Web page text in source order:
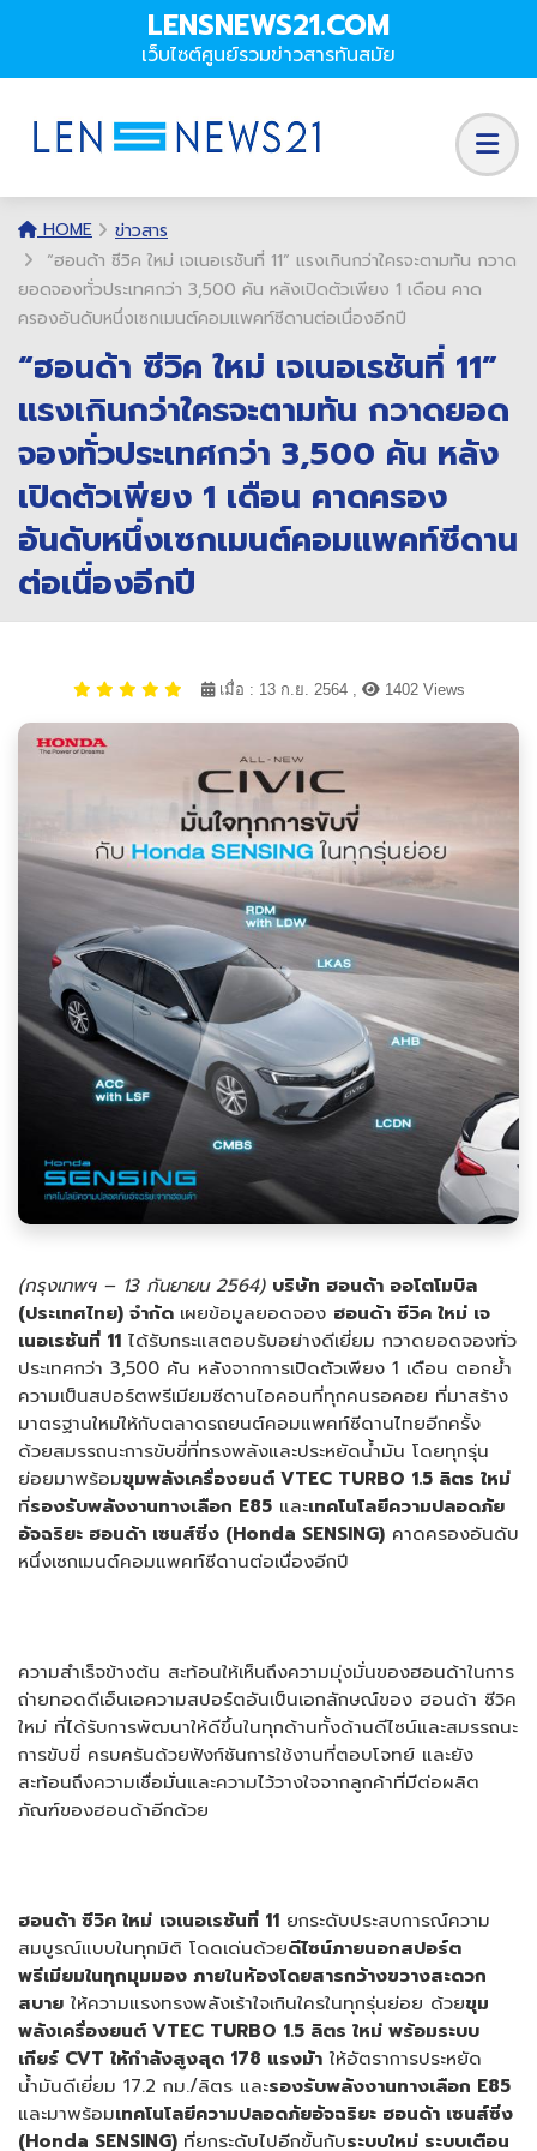
LENSNEWS21.COM
เว็บไซต์ศูนย์รวมข่าวสารทันสมัย
HOME
ข่าวสาร
“ฮอนด้า ซีวิค ใหม่ เจเนอเรชันที่ 11” แรงเกินกว่าใครจะตามทัน กวาด
ยอดจองทั่วประเทศกว่า 3,500 คัน หลังเปิดตัวเพียง 1 เดือน คาด
ครองอันดับหนึ่งเซกเมนต์คอมแพคท์ซีดานต่อเนื่องอีกปี
“ฮอนด้า ซีวิค ใหม่ เจเนอเรชันที่ 11”
แรงเกินกว่าใครจะตามทัน กวาดยอด
จองทั่วประเทศกว่า 3,500 คัน หลัง
เปิดตัวเพียง 1 เดือน คาดครอง
อันดับหนึ่งเซกเมนต์คอมแพคท์ซีดาน
ต่อเนื่องอีกปี
เมื่อ : 13 ก.ย. 2564 , 1402 Views
(กรุงเทพฯ – 13 กันยายน2564) บริษัท ฮอนด้า ออโตโมบิล
(ประเทศไทย) จำกัด เผยข้อมูลยอดจอง ฮอนด้า ซีวิค ใหม่ เจ
เนอเรชันที่ 11 ได้รับกระแสตอบรับอย่างดีเยี่ยม กวาดยอดจองทั่ว
ประเทศกว่า 3,500 คัน หลังจากการเปิดตัวเพียง 1 เดือน ตอกย้ำ
ความเป็นสปอร์ตพรีเมียมซีดานไอคอนที่ทุกคนรอคอย ที่มาสร้าง
มาตรฐานใหม่ให้กับตลาดรถยนต์คอมแพคท์ซีดานไทยอีกครั้ง
ด้วยสมรรถนะการขับขี่ที่ทรงพลังและประหยัดน้ำมัน โดยทุกรุ่น
ย่อยมาพร้อมขุมพลังเครื่องยนต์ VTEC TURBO 1.5 ลิตร ใหม่
ที่รองรับพลังงานทางเลือก E85 และเทคโนโลยีความปลอดภัย
อัจฉริยะ ฮอนด้า เซนส์ซิ่ง (Honda SENSING) คาดครองอันดับ
หนึ่งเซกเมนต์คอมแพคท์ซีดานต่อเนื่องอีกปี
ความสำเร็จข้างต้น สะท้อนให้เห็นถึงความมุ่งมั่นของฮอนด้าในการ
ถ่ายทอดดีเอ็นเอความสปอร์ตอันเป็นเอกลักษณ์ของ ฮอนด้า ซีวิค
ใหม่ ที่ได้รับการพัฒนาให้ดีขึ้นในทุกด้านทั้งด้านดีไซน์และสมรรถนะ
การขับขี่ ครบครันด้วยฟังก์ชันการใช้งานที่ตอบโจทย์ และยัง
สะท้อนถึงความเชื่อมั่นและความไว้วางใจจากลูกค้าที่มีต่อผลิต
ภัณฑ์ของฮอนด้าอีกด้วย
ฮอนด้า ซีวิค ใหม่ เจเนอเรชันที่ 11 ยกระดับประสบการณ์ความ
สมบูรณ์แบบในทุกมิติ โดดเด่นด้วยดีไซน์ภายนอกสปอร์ต
พรีเมียมในทุกมุมมอง ภายในห้องโดยสารกว้างขวางสะดวก
สบาย ให้ความแรงทรงพลังเร้าใจเกินใครในทุกรุ่นย่อย ด้วยขุม
พลังเครื่องยนต์ VTEC TURBO 1.5 ลิตร ใหม่ พร้อมระบบ
เกียร์ CVT ให้กำลังสูงสุด 178 แรงม้า ให้อัตราการประหยัด
น้ำมันดีเยี่ยม 17.2 กม./ลิตร และรองรับพลังงานทางเลือก E85
และมาพร้อมเทคโนโลยีความปลอดภัยอัจฉริยะ ฮอนด้า เซนส์ซิ่ง
(Honda SENSING) ที่ยกระดับไปอีกขั้นกับระบบใหม่ ระบบเตือน